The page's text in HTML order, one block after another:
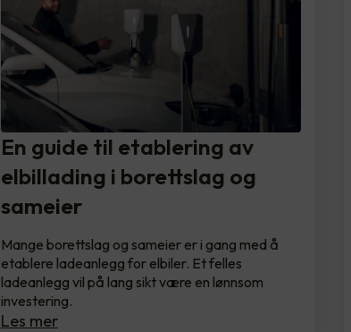
En guide til etablering av
elbillading i borettslag og
sameier
Mange borettslag og sameier er i gang med å
etablere ladeanlegg for elbiler. Et felles
ladeanlegg vil på lang sikt være en lønnsom
investering.
Les mer